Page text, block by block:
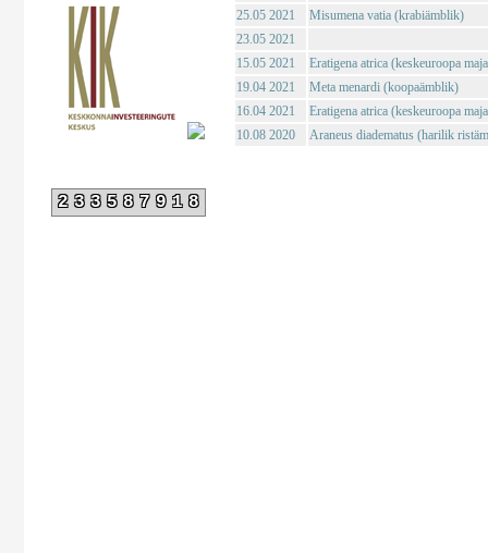
233587918
25.05 2021
Misumena vatia (krabiämblik)
23.05 2021
15.05 2021
Eratigena atrica (keskeuroopa
19.04 2021
Meta menardi (koopaämblik)
16.04 2021
Eratigena atrica (keskeuroopa
10.08 2020
Araneus diadematus (harilik